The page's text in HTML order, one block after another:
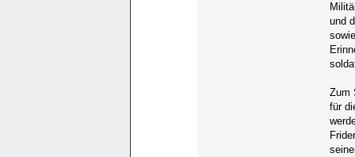
und
Zum
für